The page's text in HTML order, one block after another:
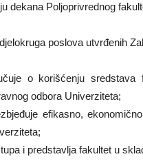
dekana Poljoprivrednog
poslova utvrđenih
o korišćenju
odbora Univerziteta;
efikasno,
i predstavlja fakultet u